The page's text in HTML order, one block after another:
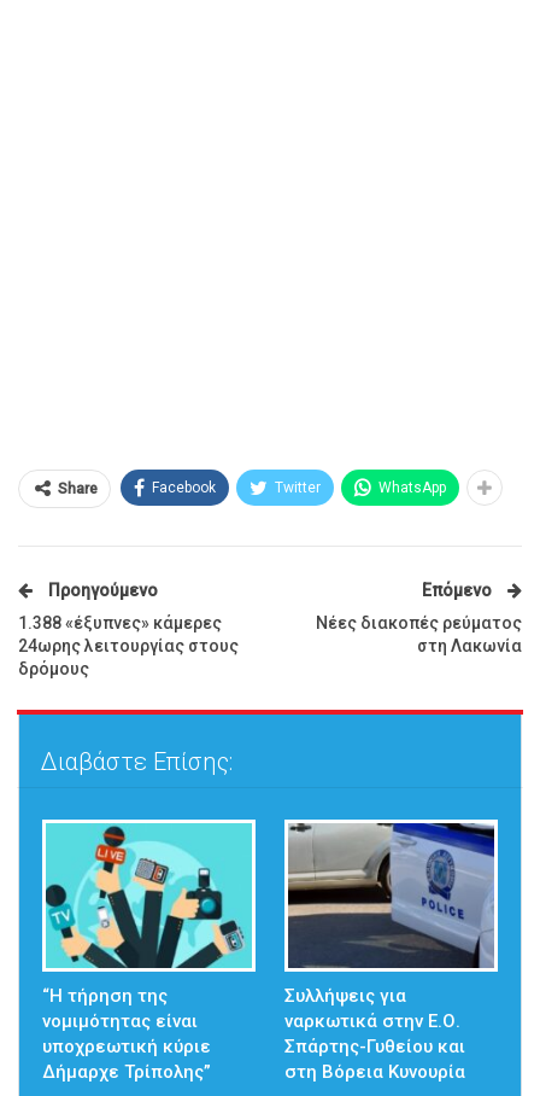
Share Facebook Twitter WhatsApp
Προηγούμενο
1.388 «έξυπνες» κάμερες
24ωρης λειτουργίας στους
δρόμους
Επόμενο
Νέες διακοπές ρεύματος
στη Λακωνία
Διαβάστε Επίσης:
“Η τήρηση της
νομιμότητας είναι
υποχρεωτική κύριε
Δήμαρχε Τρίπολης”
Συλλήψεις για
ναρκωτικά στην Ε.Ο.
Σπάρτης-Γυθείου και
στη Βόρεια Κυνουρία